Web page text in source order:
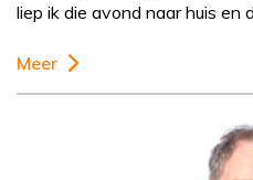
liep ik die avond naar huis en
Meer